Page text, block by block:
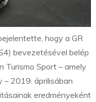
hogy a GR
bevezetésével belép
Turismo Sport – amely
– 2019. áprilisában
eredményeként